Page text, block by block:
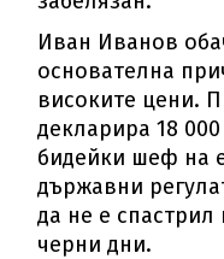
Иван Иванов
основателна
високите цени.
декларира 18
бидейки шеф на
държавни
да не е спастрил
черни дни.